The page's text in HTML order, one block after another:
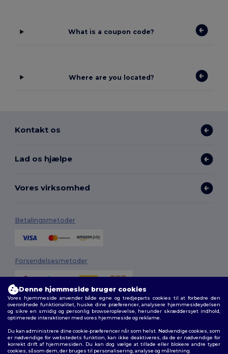
What is a coupon code?
Where are you located?
Kontakt os
Lad os hjælpe
Vores virksomhed
Betalingsmetoder
Forsendelsesmetoder
Følg os
Denne hjemmeside bruger cookies
Vores hjemmeside anvender både egne og tredjeparts cookies til at forbedre den
overordnede funktionalitet, huske dine præferencer, analysere hjemmesideydelsen
og sikre en smidig og personlig browseroplevelse, herunder skræddersyet indhold,
optimerede interaktioner med vores hjemmeside og reklame.
Du kan administrere dine cookie-præferencer når som helst. Nødvendige cookies, som
er nødvendige for webstedets funktion, kan ikke deaktiveres, da de er nødvendige for
korrekt drift af hjemmesiden. Du kan dog vælge at tillade eller blokere andre typer
cookies, såsom dem, der bruges til personalisering, analyse og målretning.